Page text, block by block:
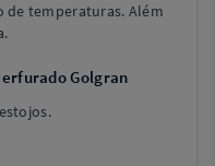
de temperaturas. Além
Golgran